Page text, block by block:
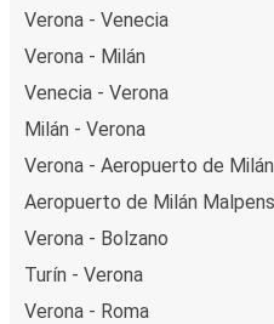
Verona - Venecia
Verona - Milán
Venecia - Verona
Milán - Verona
Verona - Aeropuerto de
Aeropuerto de Milán
Verona - Bolzano
Turín - Verona
Verona - Roma